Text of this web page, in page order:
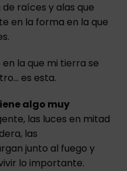
raíces y alas que
en la forma en la que
la que mi tierra se
es esta.
algo muy
las luces en mitad
las
junto al fuego y
lo importante.